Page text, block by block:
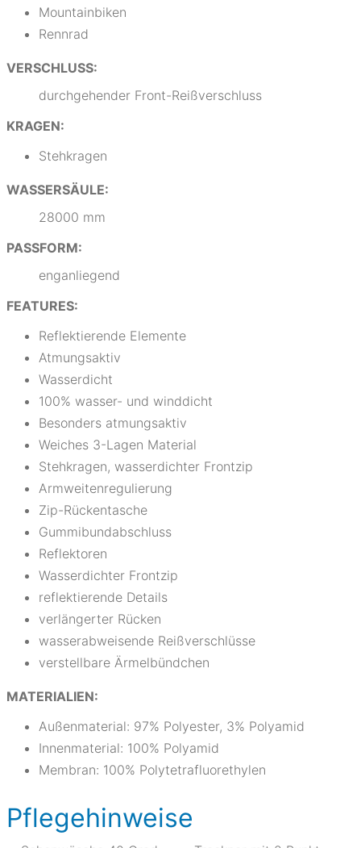
Mountainbiken
Rennrad
VERSCHLUSS:
durchgehender Front-Reißverschluss
KRAGEN:
Stehkragen
WASSERSÄULE:
28000 mm
PASSFORM:
enganliegend
FEATURES:
Reflektierende Elemente
Atmungsaktiv
Wasserdicht
100% wasser- und winddicht
Besonders atmungsaktiv
Weiches 3-Lagen Material
Stehkragen, wasserdichter Frontzip
Armweitenregulierung
Zip-Rückentasche
Gummibundabschluss
Reflektoren
Wasserdichter Frontzip
reflektierende Details
verlängerter Rücken
wasserabweisende Reißverschlüsse
verstellbare Ärmelbündchen
MATERIALIEN:
Außenmaterial: 97% Polyester, 3% Polyamid
Innenmaterial: 100% Polyamid
Membran: 100% Polytetrafluorethylen
Pflegehinweise